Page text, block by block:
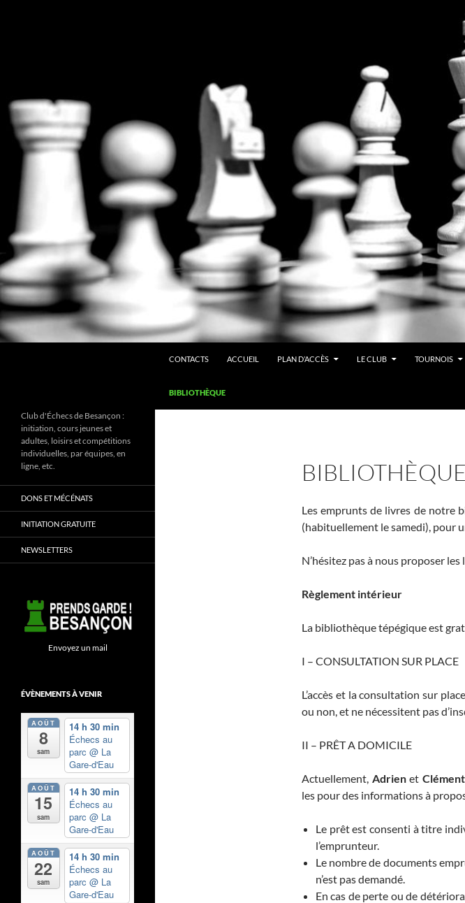
CONTACTS
ACCUEIL PLAN D’ACCÈS LE CLUB TOURNOIS
BIBLIOTHÈQUE
BIBLIOTHÈQUE
Les emprunts de livres de notre
(habituellement le samedi), pour
N’hésitez pas à nous proposer
Règlement intérieur
La bibliothèque tépégique est
I – CONSULTATION SUR PLACE
L’accès et la consultation sur
ou non, et ne nécessitent pas
II – PRÊT A DOMICILE
Actuellement, Adrienet Clément
les pour des informations à
Le prêt est consenti à titre
l’emprunteur.
Le nombre de documents
n’est pas demandé.
En cas de perte ou de
Club d'Échecs de Besançon :
initiation, cours jeunes et
adultes, loisirs et compétitions
individuelles, par équipes, en
ligne, etc.
DONS ET MÉCÉNATS
INITIATION GRATUITE
NEWSLETTERS
Envoyez un mail
ÉVÈNEMENTS À VENIR
AOÛT
8
sam
14 h 30 min
Échecs au
parc @ La
Gare-d'Eau
AOÛT
15
sam
14 h 30 min
Échecs au
parc @ La
Gare-d'Eau
AOÛT
22
sam
14 h 30 min
Échecs au
parc @ La
Gare-d'Eau